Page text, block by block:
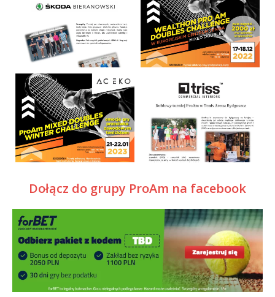
Dołącz do grupy ProAm na facebook